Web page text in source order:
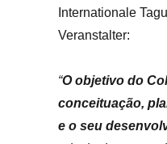
Internationale
Veranstalter:
“O objetivo do
conceituação,
e o seu